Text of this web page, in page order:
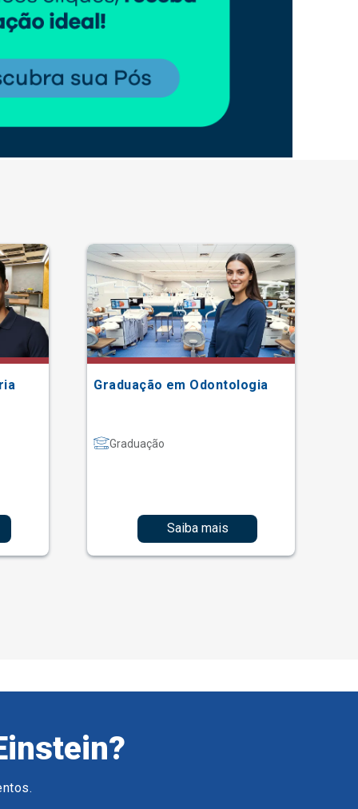
Graduação em Odontologia
Graduação
Saiba mais